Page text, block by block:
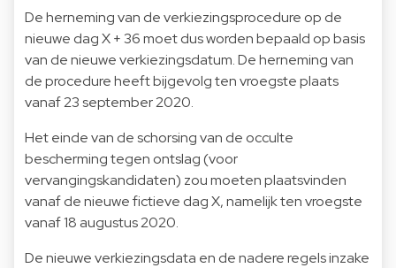
De herneming van de verkiezingsprocedure op de
nieuwe dag X + 36 moet dus worden bepaald op basis
van de nieuwe verkiezingsdatum. De herneming van
de procedure heeft bijgevolg ten vroegste plaats
vanaf 23 september 2020.
Het einde van de schorsing van de occulte
bescherming tegen ontslag (voor
vervangingskandidaten) zou moeten plaatsvinden
vanaf de nieuwe fictieve dag X, namelijk ten vroegste
vanaf 18 augustus 2020.
De nieuwe verkiezingsdata en de nadere regels inzake